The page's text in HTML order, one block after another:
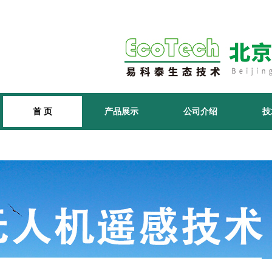
首 页 产品展示 公司介绍